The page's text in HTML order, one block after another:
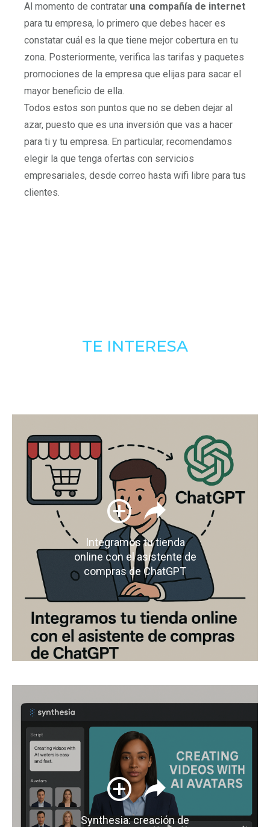
Al momento de contratar una compañía de internet
para tu empresa, lo primero que debes hacer es
constatar cuál es la que tiene mejor cobertura en tu
zona. Posteriormente, verifica las tarifas y paquetes
promociones de la empresa que elijas para sacar el
mayor beneficio de ella.
Todos estos son puntos que no se deben dejar al
azar, puesto que es una inversión que vas a hacer
para ti y tu empresa. En particular, recomendamos
elegir la que tenga ofertas con servicios
empresariales, desde correo hasta wifi libre para tus
clientes.
TE INTERESA
Integramos tu tienda
online con el asistente de
compras de ChatGPT
Synthesia: creación de